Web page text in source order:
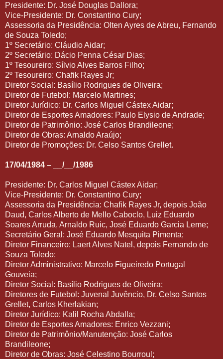
Presidente: Dr. José Douglas Dallora;
Vice-Presidente: Dr. Constantino Cury;
Assessoria da Presidência: Olten Ayres de Abreu, Fernando
de Souza Toledo;
1º Secretário: Cláudio Aidar;
2º Secretário: Dácio Penna César Dias;
1º Tesoureiro: Sílvio Alves Barros Filho;
2º Tesoureiro: Chafik Rayes Jr;
Diretor Social: Basílio Rodrigues de Oliveira;
Diretor de Futebol: Marcelo Martines;
Diretor Jurídico: Dr. Carlos Miguel Cástex Aidar;
Diretor de Esportes Amadores: Paulo Elysio de Andrade;
Diretor de Patrimônio: José Carlos Brandileone;
Diretor de Obras: Arnaldo Araújo;
Diretor de Promoções: Dr. Celso Santos Grellet.
17/04/1984 – __/__/1986
Presidente: Dr. Carlos Miguel Cástex Aidar;
Vice-Presidente: Dr. Constantino Cury;
Assessoria da Presidência: Chafik Rayes Jr, depois João
Daud, Carlos Alberto de Mello Caboclo, Luiz Eduardo
Soares Arruda, Arnaldo Ruic, José Eduardo Garcia Leme;
Secretário Geral: José Eduardo Mesquita Pimenta;
Diretor Financeiro: Laert Alves Natel, depois Fernando de
Souza Toledo;
Diretor Administrativo: Marcelo Figueiredo Portugal
Gouveia;
Diretor Social: Basílio Rodrigues de Oliveira;
Diretores de Futebol: Juvenal Juvêncio, Dr. Celso Santos
Grellet, Carlos Kherlakian;
Diretor Jurídico: Kalil Rocha Abdalla;
Diretor de Esportes Amadores: Enrico Vezzani;
Diretor de Patrimônio/Manutenção: José Carlos
Brandileone;
Diretor de Obras: José Celestino Bourroul;